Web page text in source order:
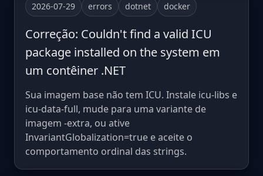
2026-07-29 errors dotnet docker
Correção: Couldn't find a valid ICU
package installed on the system em
um contêiner .NET
Sua imagem base não tem ICU. Instale icu-libs e
icu-data-full, mude para uma variante de
imagem -extra, ou ative
InvariantGlobalization=true e aceite o
comportamento ordinal das strings.